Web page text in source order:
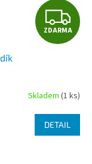
Z
D
R
M
A
ZDARMA
Skladem (1 ks)
DETAIL